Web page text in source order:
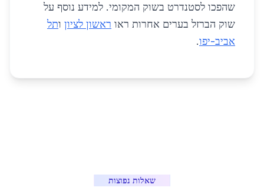
שהפכו לסטנדרט בשוק המקומי. למידע נוסף על
שוק הברזל בערים אחרות ראו ראשון לציון ותל
אביב-יפו.
שאלות נפוצות